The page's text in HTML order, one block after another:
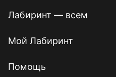
Лабиринт — всем
Мой Лабиринт
Помощь